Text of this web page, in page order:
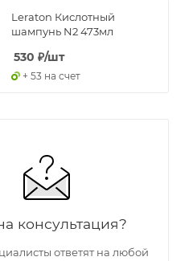
Leraton Кислотный
шампунь N2 473мл
530 ₽/шт
+ 53 на счет
консультация?
ответят на любой